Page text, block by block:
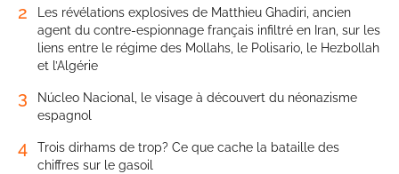
2
Les révélations explosives de Matthieu Ghadiri, ancien
agent du contre-espionnage français infiltré en Iran, sur les
liens entre le régime des Mollahs, le Polisario, le Hezbollah
et l’Algérie
3
Núcleo Nacional, le visage à découvert du néonazisme
espagnol
4
Trois dirhams de trop? Ce que cache la bataille des
chiffres sur le gasoil